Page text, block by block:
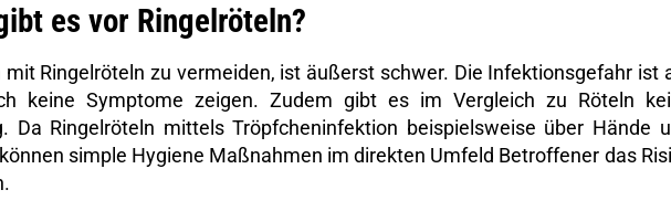
es vor Ringelröteln?
mit Ringelröteln zu vermeiden, ist äußerst schwer. Die Infektionsgefahr ist
keine Symptome zeigen. Zudem gibt es im Vergleich zu Röteln
Da Ringelröteln mittels Tröpfcheninfektion beispielsweise über Hände
simple Hygiene Maßnahmen im direkten Umfeld Betroffener das